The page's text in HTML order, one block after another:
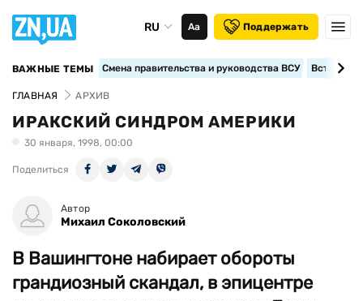
RU Аа Поддержать
ВАЖНЫЕ ТЕМЫ Смена правительства и руководства ВСУ
ГЛАВНАЯ АРХИВ
ИРАКСКИЙ СИНДРОМ АМЕРИКИ
30 января, 1998, 00:00
Поделиться
Автор
Михаил Соколовский
В Вашингтоне набирает обороты
грандиозный скандал, в эпицентре